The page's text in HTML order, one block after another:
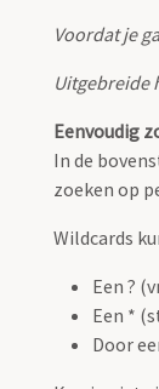
Voordat je
Uitgebreide
Eenvoudig
In de
zoeken op
Wildcards
Een ?
Een *
Door